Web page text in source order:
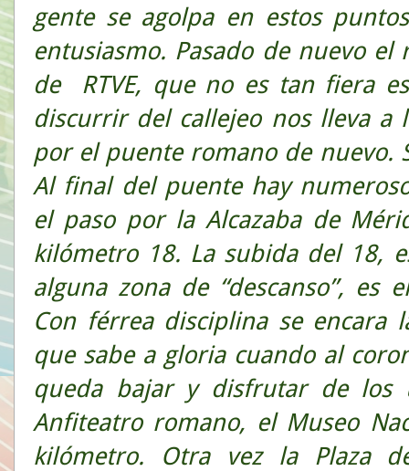
gente se agolpa en estos
entusiasmo. Pasado de nuevo
de RTVE, que no es tan fiera
discurrir del callejeo nos lleva a
por el puente romano de nuevo.
Al final del puente hay
el paso por la Alcazaba de
kilómetro 18. La subida del 18,
alguna zona de “descanso”, es
Con férrea disciplina se encara
que sabe a gloria cuando al
queda bajar y disfrutar de los
Anfiteatro romano, el Museo
kilómetro. Otra vez la Plaza